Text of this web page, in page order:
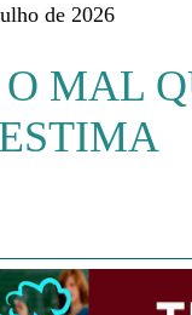
de 2026
MAL